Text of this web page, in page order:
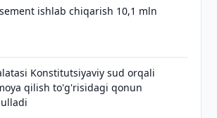
ishlab chiqarish 10,1 mln
Konstitutsiyaviy sud orqali
qilish to'g'risidagi qonun